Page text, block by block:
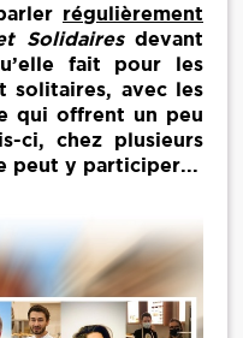
régulièrement
Solidairesdevant
fait pour les
solitaires, avec les
qui offrent un peu
ci, chez plusieurs
peut y participer...